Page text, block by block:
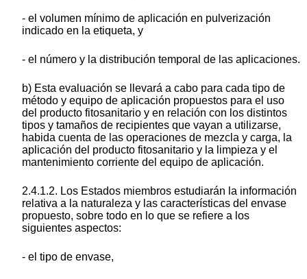
- el volumen mínimo de aplicación en pulverización
indicado en la etiqueta, y
- el número y la distribución temporal de las aplicaciones.
b) Esta evaluación se llevará a cabo para cada tipo de
método y equipo de aplicación propuestos para el uso
del producto fitosanitario y en relación con los distintos
tipos y tamaños de recipientes que vayan a utilizarse,
habida cuenta de las operaciones de mezcla y carga, la
aplicación del producto fitosanitario y la limpieza y el
mantenimiento corriente del equipo de aplicación.
2.4.1.2. Los Estados miembros estudiarán la información
relativa a la naturaleza y las características del envase
propuesto, sobre todo en lo que se refiere a los
siguientes aspectos:
- el tipo de envase,